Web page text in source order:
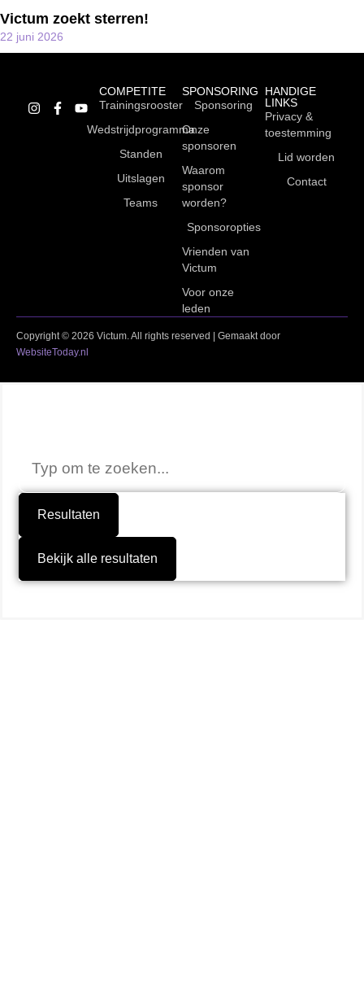
Victum zoekt sterren!
22 juni 2026
COMPETITE
Trainingsrooster
Wedstrijdprogramma
Standen
Uitslagen
Teams
SPONSORING
Sponsoring
Onze
sponsoren
Waarom
sponsor
worden?
Sponsoropties
Vrienden van
Victum
Voor onze
leden
HANDIGE
LINKS
Privacy &
toestemming
Lid worden
Contact
Copyright © 2026 Victum. All rights reserved | Gemaakt door
WebsiteToday.nl
Resultaten
Bekijk alle resultaten